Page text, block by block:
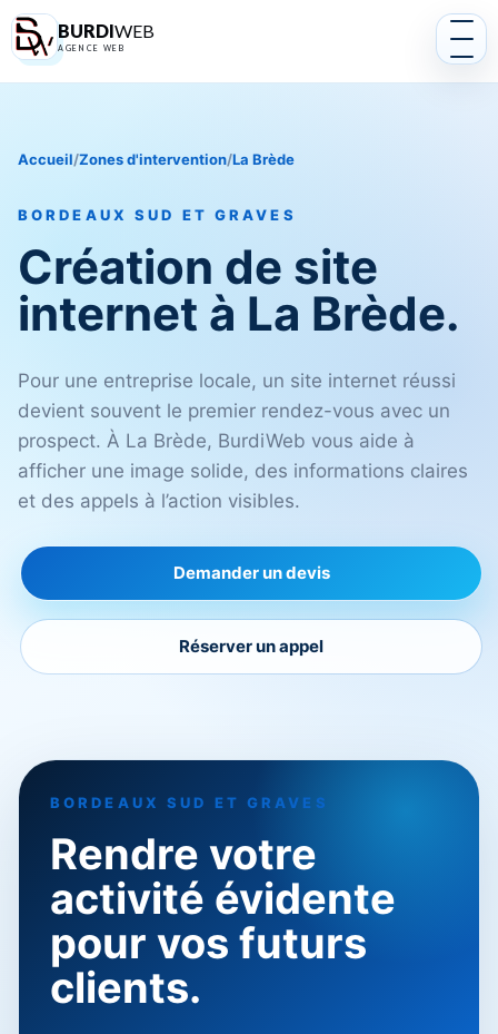
BURDIWEB
AGENCE WEB
Accueil/Zones d'intervention/La Brède
BORDEAUX SUD ET GRAVES
Création de site
internet à La Brède.
Pour une entreprise locale, un site internet réussi
devient souvent le premier rendez-vous avec un
prospect. À La Brède, BurdiWeb vous aide à
afficher une image solide, des informations claires
et des appels à l’action visibles.
Demander un devis
Réserver un appel
BORDEAUX SUD ET GRAVES
Rendre votre
activité évidente
pour vos futurs
clients.